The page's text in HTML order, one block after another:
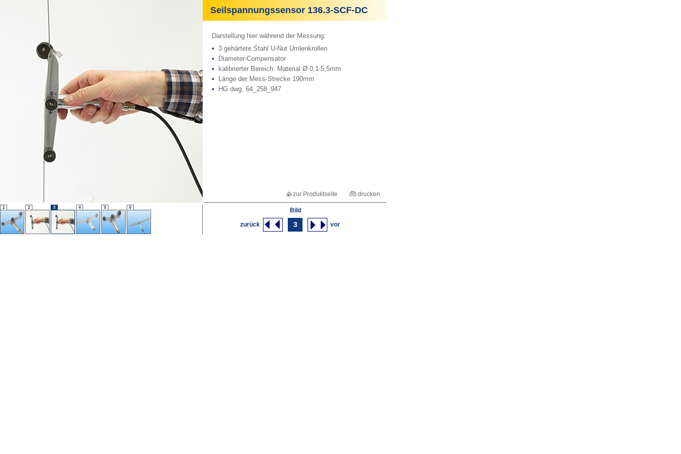
Seilspannungssensor 136.3-SCF-DC
Darstellung hier während der Messung:
• 3 gehärtete Stahl U-Nut Umlenkrollen
• Diameter-Compensator
• kalibrierter Bereich: Material Ø 0,1-5,5mm
• Länge der Mess-Strecke 190mm
• HG dwg. 64_258_947
zur Produktseite drucken
1 2 3 4 5 6
Bild
zurück
3 vor